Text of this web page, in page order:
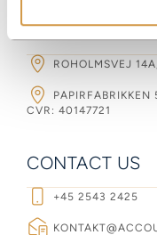
ROHOLMSVEJ
CVR: 40147721
CONTACT US
+45 2543 2425